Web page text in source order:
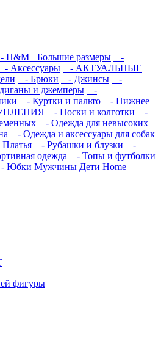
H&M+ Большие размеры
-
- Аксессуары
- АКТУАЛЬНЫЕ
- Брюки - Джинсы
-
и джемперы
-
- Куртки и пальто
- Нижнее
- Носки и колготки
-
- Одежда для невысоких
- Одежда и аксессуары для собак
- Рубашки и блузки
-
одежда
- Топы и футболки
Юбки Мужчины Дети Home
фигуры